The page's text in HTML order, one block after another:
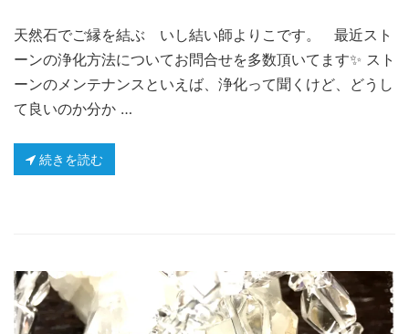
天然石でご縁を結ぶ いし結い師よりこです。 最近スト
ーンの浄化方法についてお問合せを多数頂いてます✨ スト
ーンのメンテナンスといえば、浄化って聞くけど、どうし
て良いのか分か …
続きを読む